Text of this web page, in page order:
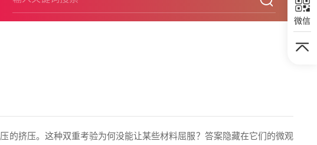
的挤压。这种双重考验为何没能让某些材料屈服？答案隐藏在它们的微观
微信